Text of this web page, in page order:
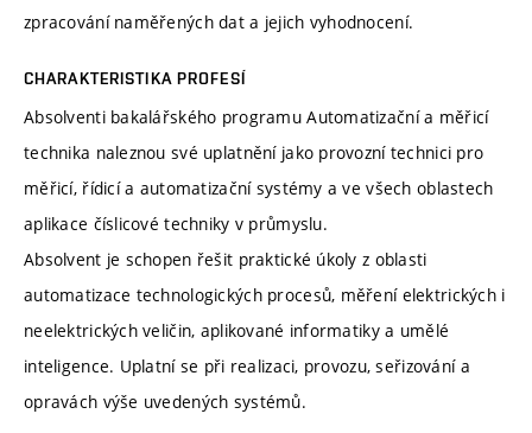
zpracování naměřených dat a jejich vyhodnocení.
CHARAKTERISTIKA PROFESÍ
Absolventi bakalářského programu Automatizační a měřicí
technika naleznou své uplatnění jako provozní technici pro
měřicí, řídicí a automatizační systémy a ve všech oblastech
aplikace číslicové techniky v průmyslu.
Absolvent je schopen řešit praktické úkoly z oblasti
automatizace technologických procesů, měření elektrických i
neelektrických veličin, aplikované informatiky a umělé
inteligence. Uplatní se při realizaci, provozu, seřizování a
opravách výše uvedených systémů.